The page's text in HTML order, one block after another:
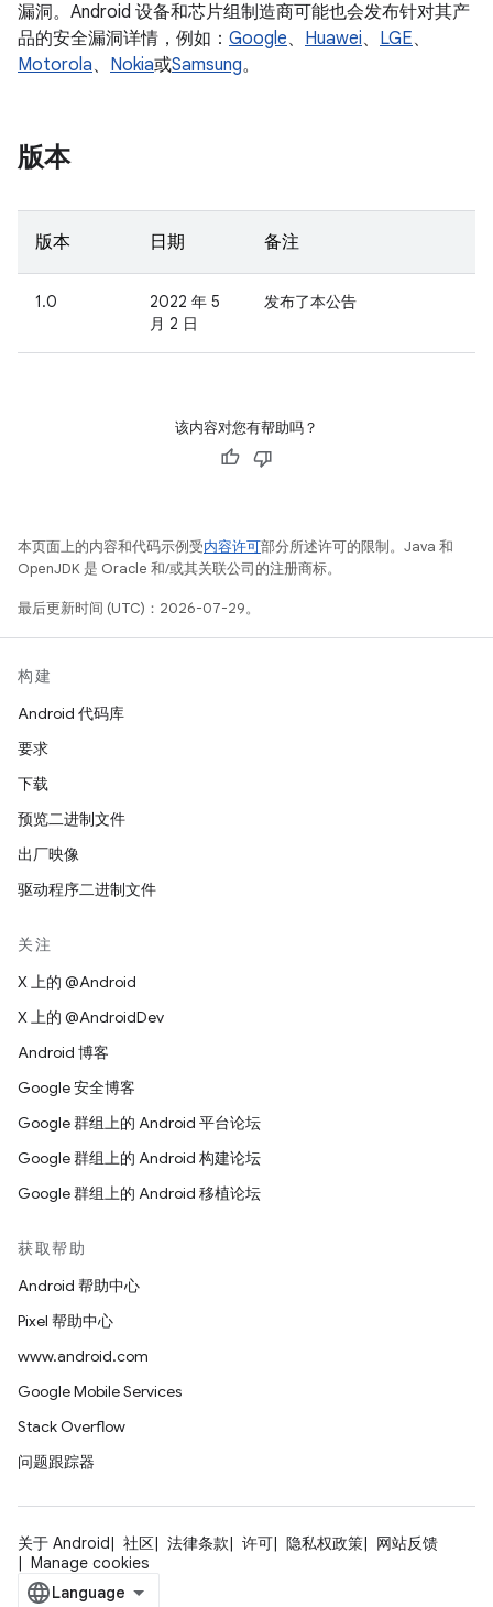
漏洞。Android 设备和芯片组制造商可能也会发布针对其产
品的安全漏洞详情，例如： Google、 Huawei、 LGE、
Motorola、 Nokia或Samsung。
版本
版本 日期 备注
1.0
2022 年 5
月 2 日
发布了本公告
该内容对您有帮助吗？
本页面上的内容和代码示例受内容许可部分所述许可的限制。Java 和
OpenJDK 是 Oracle 和/或其关联公司的注册商标。
最后更新时间 (UTC)：2026-07-29。
构建
Android 代码库
要求
下载
预览二进制文件
出厂映像
驱动程序二进制文件
关注
X 上的 @Android
X 上的 @AndroidDev
Android 博客
Google 安全博客
Google 群组上的 Android 平台论坛
Google 群组上的 Android 构建论坛
Google 群组上的 Android 移植论坛
获取帮助
Android 帮助中心
Pixel 帮助中心
www.android.com
Google Mobile Services
Stack Overflow
问题跟踪器
关于 Android 社区 法律条款 许可 隐私权政策
网站反馈
Manage cookies